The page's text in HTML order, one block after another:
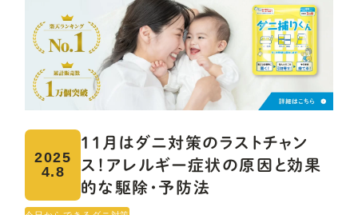
2025
4.8
11月はダニ対策のラストチャン
ス！アレルギー症状の原因と効果
的な駆除・予防法